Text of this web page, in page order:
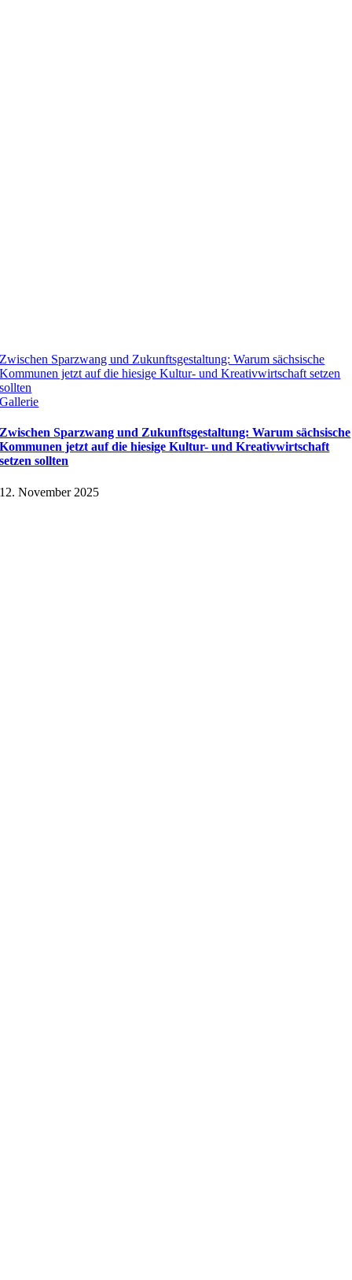
Zwischen Sparzwang und Zukunftsgestaltung: Warum sächsische
Kommunen jetzt auf die hiesige Kultur- und Kreativwirtschaft setzen
sollten
Gallerie
Zwischen Sparzwang und Zukunftsgestaltung: Warum sächsische
Kommunen jetzt auf die hiesige Kultur- und Kreativwirtschaft
setzen sollten
12. November 2025